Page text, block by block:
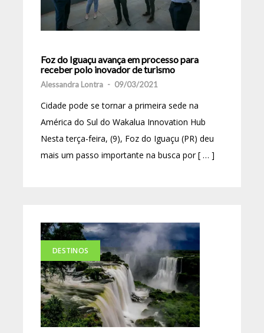
Foz do Iguaçu avança em processo para
receber polo inovador de turismo
Alessandra Lontra - 09/03/2021
Cidade pode se tornar a primeira sede na
América do Sul do Wakalua Innovation Hub
Nesta terça-feira, (9), Foz do Iguaçu (PR) deu
mais um passo importante na busca por [ … ]
DESTINOS